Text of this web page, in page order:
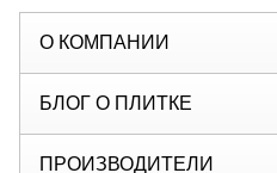
О КОМПАНИИ
БЛОГ О ПЛИТКЕ
ПРОИЗВОДИТЕЛИ